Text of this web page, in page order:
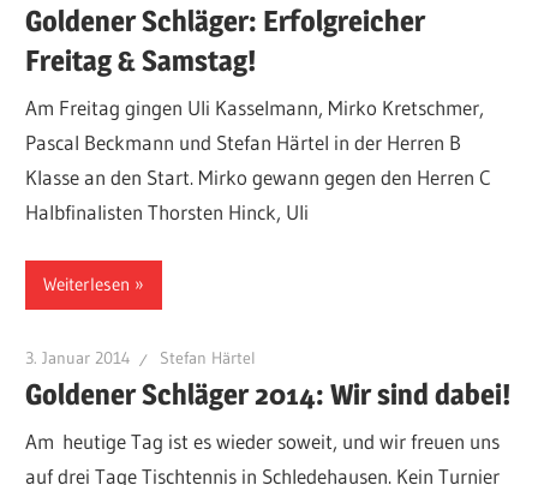
Goldener Schläger: Erfolgreicher
Freitag & Samstag!
Am Freitag gingen Uli Kasselmann, Mirko Kretschmer,
Pascal Beckmann und Stefan Härtel in der Herren B
Klasse an den Start. Mirko gewann gegen den Herren C
Halbfinalisten Thorsten Hinck, Uli
Weiterlesen
3. Januar 2014 Stefan Härtel
Goldener Schläger 2014: Wir sind dabei!
Am heutige Tag ist es wieder soweit, und wir freuen uns
auf drei Tage Tischtennis in Schledehausen. Kein Turnier